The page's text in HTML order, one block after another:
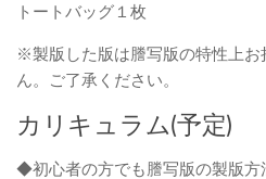
トートバッグ１枚
※製版した版は謄写版の特性上お
ん。ご了承ください。
カリキュラム(予定)
◆初心者の方でも謄写版の製版方